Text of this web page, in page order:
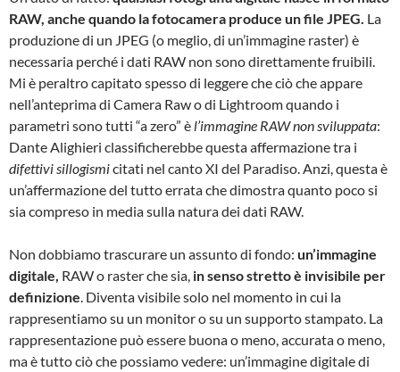
RAW, anche quando la fotocamera produce un file JPEG. La
produzione di un JPEG (o meglio, di un’immagine raster) è
necessaria perché i dati RAW non sono direttamente fruibili.
Mi è peraltro capitato spesso di leggere che ciò che appare
nell’anteprima di Camera Raw o di Lightroom quando i
parametri sono tutti “a zero” è l’immagine RAW non sviluppata:
Dante Alighieri classificherebbe questa affermazione tra i
difettivi sillogismicitati nel canto XI del Paradiso. Anzi, questa è
un’affermazione del tutto errata che dimostra quanto poco si
sia compreso in media sulla natura dei dati RAW.
Non dobbiamo trascurare un assunto di fondo: un’immagine
digitale, RAW o raster che sia, in senso stretto è invisibile per
definizione. Diventa visibile solo nel momento in cui la
rappresentiamo su un monitor o su un supporto stampato. La
rappresentazione può essere buona o meno, accurata o meno,
ma è tutto ciò che possiamo vedere: un’immagine digitale di